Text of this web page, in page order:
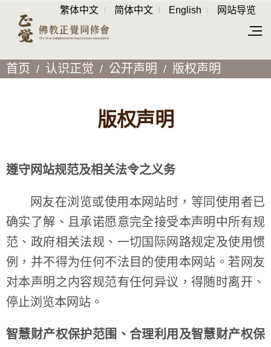
繁体中文 简体中文 English 网站导览
首页 认识正觉 公开声明 版权声明
版权声明
遵守网站规范及相关法令之义务
网友在浏览或使用本网站时，等同使用者已
确实了解、且承诺愿意完全接受本声明中所有规
范、政府相关法规、一切国际网路规定及使用惯
例，并不得为任何不法目的使用本网站。若网友
对本声明之内容规范有任何异议，得随时离开、
停止浏览本网站。
智慧财产权保护范围、合理利用及智慧财产权保